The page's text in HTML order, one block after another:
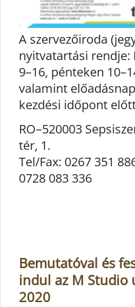
A szervezőiroda
nyitvatartási
9–16, pénteken
valamint
kezdési időpont
RO–520003
tér, 1.
Tel/Fax: 0267 351
0728 083 336
Bemutatóval és
indul az M
2020